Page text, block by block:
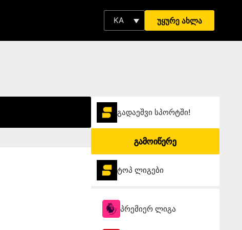
KA უყურე ახლა
გადაეშვი სპორტში!
გამოიწერე
ტოპ ლიგები
პრემიერ ლიგა